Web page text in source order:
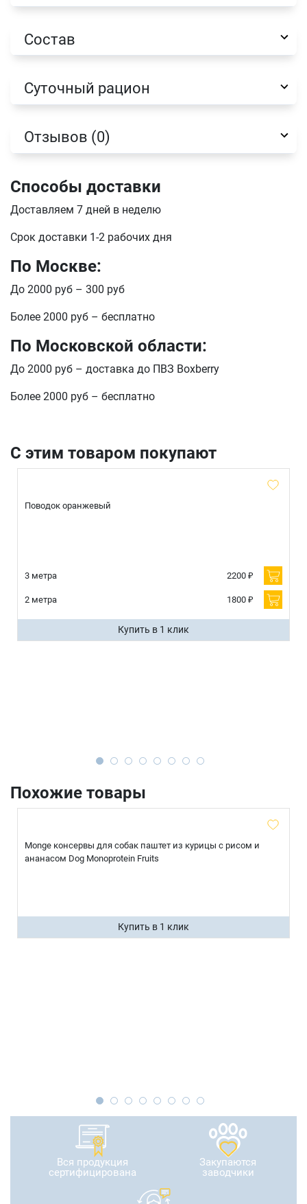
Состав
Суточный рацион
Отзывов (0)
Способы доставки
Доставляем 7 дней в неделю
Срок доставки 1-2 рабочих дня
По Москве:
До 2000 руб – 300 руб
Более 2000 руб – бесплатно
По Московской области:
До 2000 руб – доставка до ПВЗ Boxberry
Более 2000 руб – бесплатно
С этим товаром покупают
Поводок оранжевый
3 метра 2200 ₽
2 метра 1800 ₽
Купить в 1 клик
Похожие товары
Monge консервы для собак паштет из курицы с рисом и
ананасом Dog Monoprotein Fruits
Купить в 1 клик
Вся продукция
сертифицирована
Закупаются
заводчики
Продолжить покупки
Оформить заказ
Имя
Телефон
отправить